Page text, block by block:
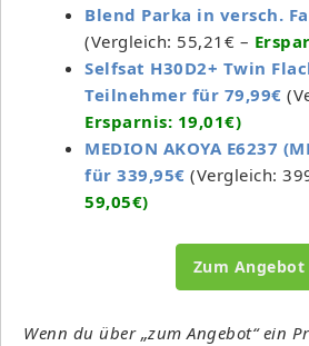
Blend Parka in versch.
(Vergleich: 55,21€ –
Selfsat H30D2+ Twin
Teilnehmer für 79,99€
Ersparnis: 19,01€)
MEDION AKOYA E6237
für 339,95€ (Vergleich:
59,05€)
Zum Angebot
Wenn du über „zum Angebot“ ein